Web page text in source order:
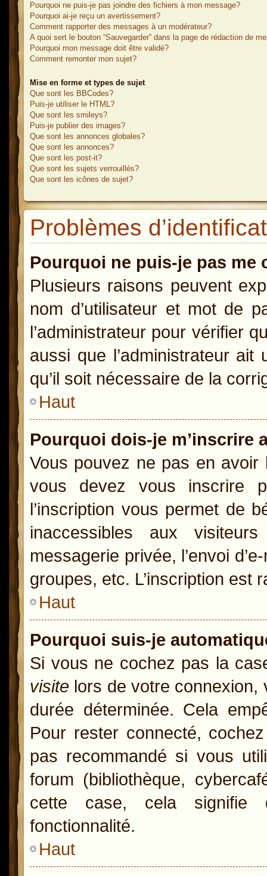
Pourquoi ne puis-je pas joindre des fichiers à mon message?
Pourquoi ai-je reçu un avertissement?
Comment rapporter des messages à un modérateur?
A quoi sert le bouton “Sauvegarder” dans la page de rédaction de
Pourquoi mon message doit être validé?
Comment remonter mon sujet?
Mise en forme et types de sujet
Que sont les BBCodes?
Puis-je utiliser le HTML?
Que sont les smileys?
Puis-je publier des images?
Que sont les annonces globales?
Que sont les annonces?
Que sont les post-it?
Que sont les sujets verrouillés?
Que sont les icônes de sujet?
Problèmes
Pourquoi ne puis-je pas me
Plusieurs raisons peuvent
nom d’utilisateur et mot de
l’administrateur pour vérifier
aussi que l’administrateur
qu’il soit nécessaire de la
Haut
Pourquoi dois-je m’inscrire
Vous pouvez ne pas en avoir
vous devez vous inscrire
l’inscription vous permet de
inaccessibles aux
messagerie privée, l’envoi
groupes, etc. L’inscription est
Haut
Pourquoi suis-je
Si vous ne cochez pas la
visite lors de votre connexion,
durée déterminée. Cela
Pour rester connecté,
pas recommandé si vous
forum (bibliothèque,
cette case, cela signifie
fonctionnalité.
Haut